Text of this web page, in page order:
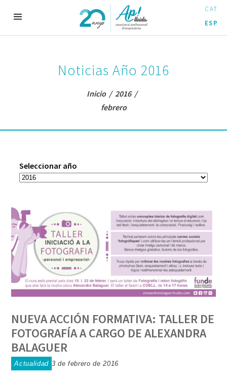
CAT
ESP
Noticias Año 2016
Inicio/ 2016/
febrero
Seleccionar año
NUEVA ACCIÓN FORMATIVA: TALLER DE
FOTOGRAFÍA A CARGO DE ALEXANDRA
BALAGUER
Actualidad 3 de febrero de 2016